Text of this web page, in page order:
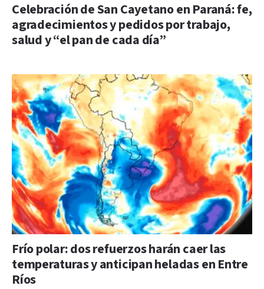
Celebración de San Cayetano en Paraná: fe,
agradecimientos y pedidos por trabajo,
salud y “el pan de cada día”
Frío polar: dos refuerzos harán caer las
temperaturas y anticipan heladas en Entre
Ríos